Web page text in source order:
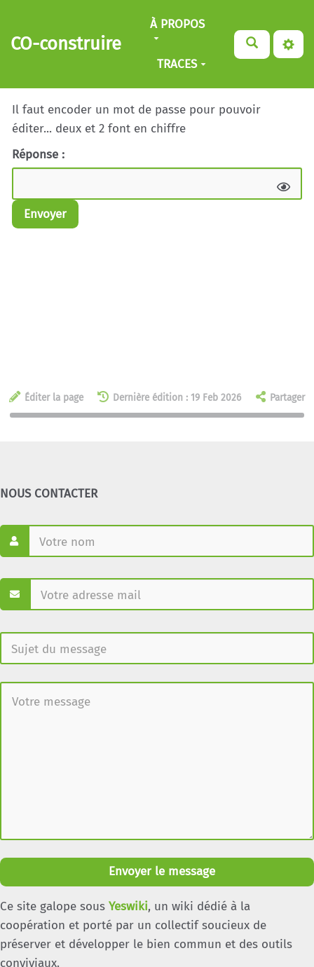
Aller au contenu principal
CO-construire
À PROPOS
TRACES
Il faut encoder un mot de passe pour pouvoir
éditer... deux et 2 font en chiffre
Réponse :
Envoyer
Éditer la page Dernière édition : 19 Feb 2026 Partager
NOUS CONTACTER
Envoyer le message
Ce site galope sous Yeswiki, un wiki dédié à la
coopération et porté par un collectif soucieux de
préserver et développer le bien commun et des outils
conviviaux.